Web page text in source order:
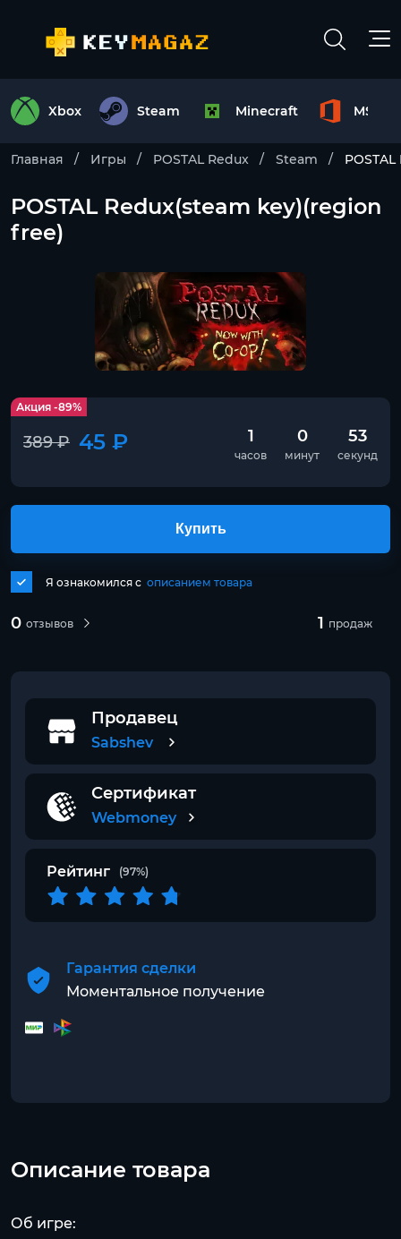
Xbox Steam Minecraft MS
Главная Игры POSTAL Redux Steam
POSTAL Redux(steam key)(region
free)
Акция -89%
389 ₽ 45 ₽ 1
часов
0
минут
53
секунд
0 отзывов 1 продаж
Я ознакомился с описанием товара
Купить
Продавец
Sabshev
Сертификат
Webmoney
Рейтинг (97%)
Гарантия сделки
Моментальное получение
Описание товара
Об игре: